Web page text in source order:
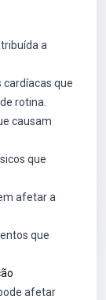
a
cardíacas que
rotina.
causam
que
afetar a
que
afetar